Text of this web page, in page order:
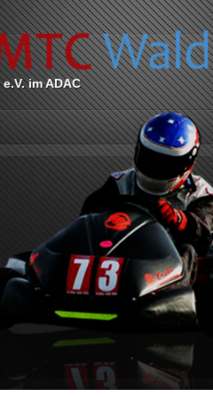
e.V. im ADAC